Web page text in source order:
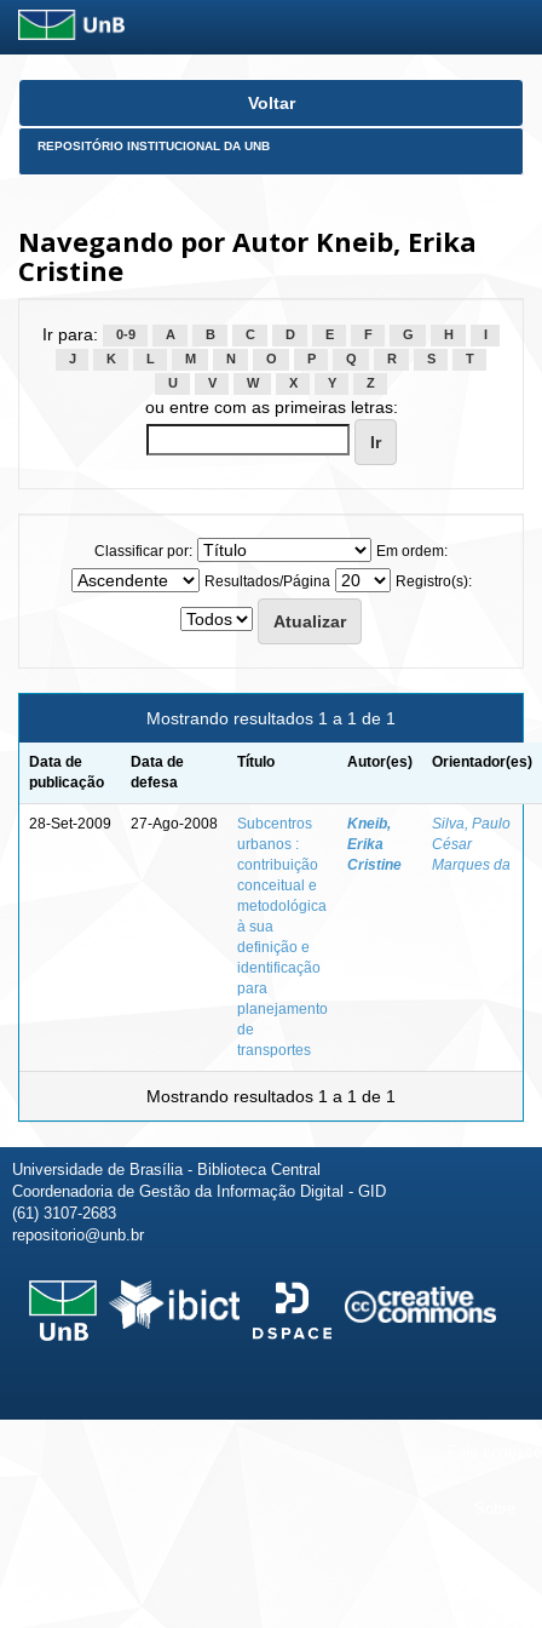
Skip
Voltar
REPOSITÓRIO INSTITUCIONAL DA UNB
Navegando por Autor Kneib, Erika
Cristine
Ir para: 0-9 A B C D E F G H
J
K L M N O P Q R S
T
U
V W X Y Z
ou entre com as primeiras letras:
Classificar por:
Em ordem:
Resultados/Página
Registro(s):
Mostrando resultados 1 a 1 de 1
Data de
publicação
Data de
defesa
Título Autor(es) Orientador(es)
28-Set-2009 27-Ago-2008
Subcentros
urbanos :
contribuição
conceitual e
metodológica
à sua
definição e
identificação
para
planejamento
de
transportes
Kneib,
Erika
Cristine
Silva, Paulo
César
Marques da
Mostrando resultados 1 a 1 de 1
Universidade de Brasília - Biblioteca Central
Coordenadoria de Gestão da Informação Digital - GID
(61) 3107-2683
repositorio@unb.br